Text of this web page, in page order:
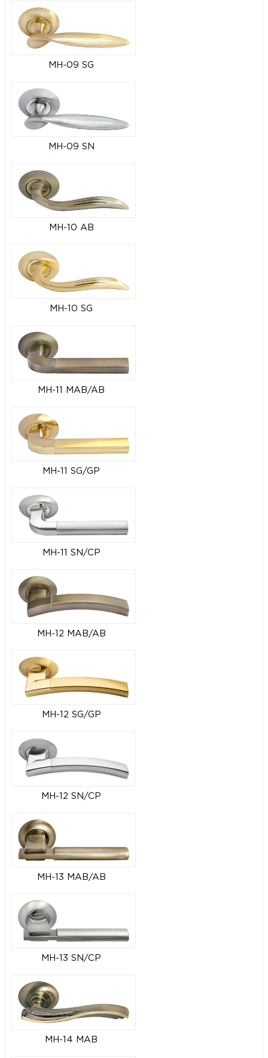
MH-09 SG
MH-09 SN
MH-10 AB
MH-10 SG
MH-11 MAB/AB
MH-11 SG/GP
MH-11 SN/CP
MH-12 MAB/AB
MH-12 SG/GP
MH-12 SN/CP
MH-13 MAB/AB
MH-13 SN/CP
MH-14 MAB